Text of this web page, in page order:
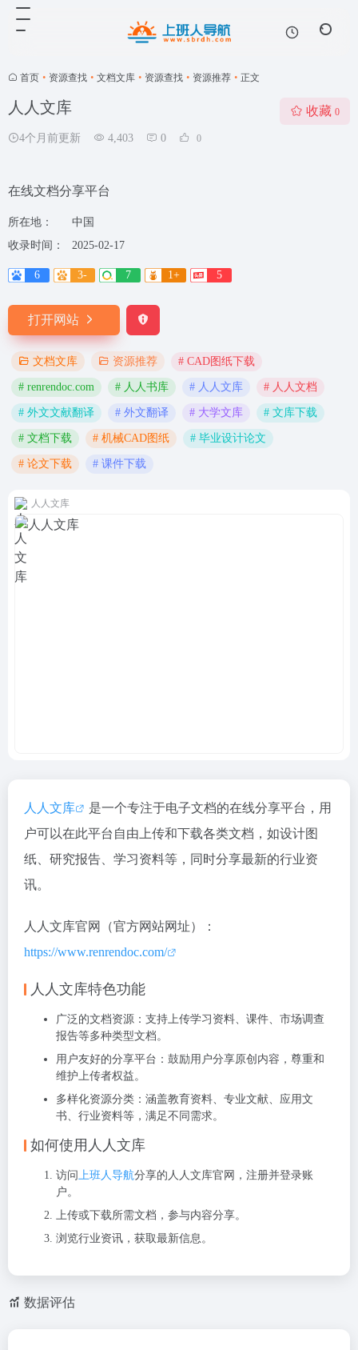
首页 • 资源查找 • 文档文库 • 资源查找 • 资源推荐 • 正文
人人文库
4个月前更新 4,403 0 0
收藏 0
在线文档分享平台
所在地：
中国
收录时间：
2025-02-17
6 3- 7 1+ 5
打开网站
文档文库 资源推荐 # CAD图纸下载
# renrendoc.com # 人人书库 # 人人文库 # 人人文档
# 外文文献翻译 # 外文翻译 # 大学文库 # 文库下载
# 文档下载 # 机械CAD图纸 # 毕业设计论文
# 论文下载 # 课件下载
人人文库
人人文库
是一个专注于电子文档的在线分享平台，用
户可以在此平台自由上传和下载各类文档，如设计图
纸、研究报告、学习资料等，同时分享最新的行业资
讯。
人人文库官网（官方网站网址）：
https://www.renrendoc.com/
人人文库特色功能
广泛的文档资源 ：支持上传学习资料、课件、市场调查
报告等多种类型文档。
用户友好的分享平台 ：鼓励用户分享原创内容，尊重和
维护上传者权益。
多样化资源分类 ：涵盖教育资料、专业文献、应用文
书、行业资料等，满足不同需求。
如何使用人人文库
访问上班人导航分享的人人文库官网，注册并登录账
户。
上传或下载所需文档，参与内容分享。
浏览行业资讯，获取最新信息。
数据评估